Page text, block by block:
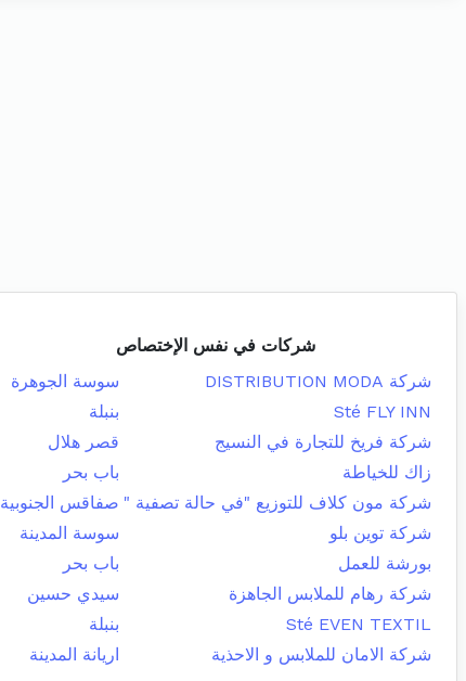
شركات في نفس الإختصاص
شركة DISTRIBUTION MODA
سوسة الجوهرة
Sté FLY INN
بنبلة
شركة فريخ للتجارة في النسيج
قصر هلال
زاك للخياطة
باب بحر
شركة مون كلاف للتوزيع "في حالة تصفية " صفاقس الجنوبية
شركة توين بلو
سوسة المدينة
بورشة للعمل
باب بحر
شركة رهام للملابس الجاهزة
سيدي حسين
Sté EVEN TEXTIL
بنبلة
شركة الامان للملابس و الاحذية
اريانة المدينة